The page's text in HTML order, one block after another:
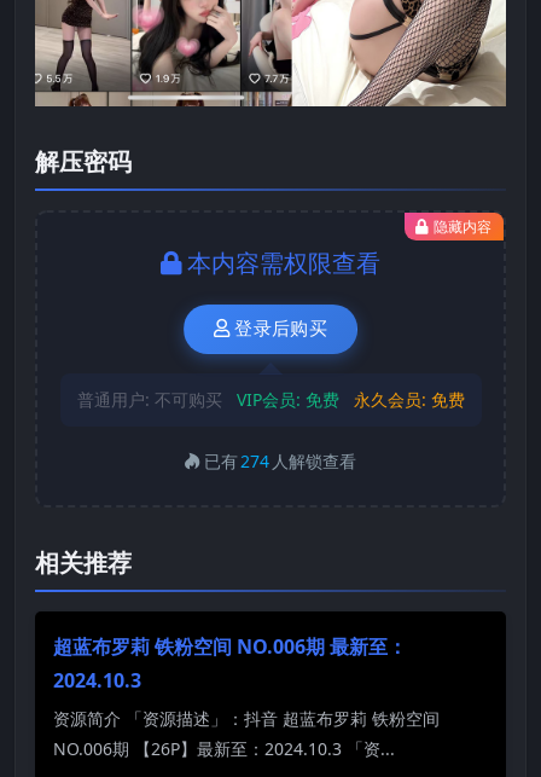
解压密码
隐藏内容
本内容需权限查看
登录后购买
普通用户: 不可购买 VIP会员: 免费 永久会员: 免费
已有274 人解锁查看
相关推荐
超蓝布罗莉 铁粉空间 NO.006期 最新至：
2024.10.3
资源简介 「资源描述」：抖音 超蓝布罗莉 铁粉空间
NO.006期 【26P】最新至：2024.10.3 「资...